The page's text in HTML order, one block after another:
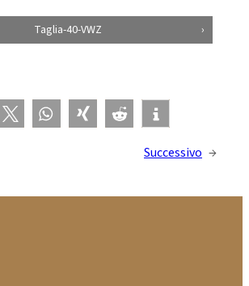
Taglia-40-VWZ
Successivo →